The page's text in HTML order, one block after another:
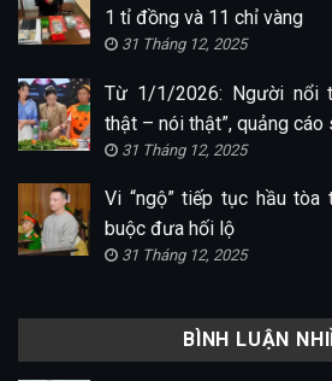
1 tỉ đồng và 11 chỉ vàng
31 Tháng 12, 2025
Từ 1/1/2026: Người nổi
thật – nói thật”, quảng
31 Tháng 12, 2025
Vi “ngộ” tiếp tục hầu tòa
buộc đưa hối lộ
31 Tháng 12, 2025
BÌNH LUẬN